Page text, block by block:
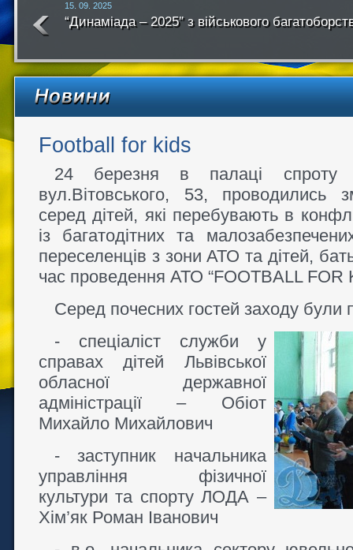
15. 09. 2025
“Динаміада – 2025″ з військового
року
Football for kids
24 березня в палаці
вул.Вітовського, 53, проводились
серед дітей, які перебувають в
із багатодітних та
переселенців з зони АТО та дітей,
час проведення АТО “FOOTBALL FOR
Серед почесних гостей заходу були
- спеціаліст служби у
справах дітей Львівської
обласної державної
адміністрації – Обіот
Михайло Михайлович
- заступник начальника
управління фізичної
культури та спорту ЛОДА –
Хім’як Роман Іванович